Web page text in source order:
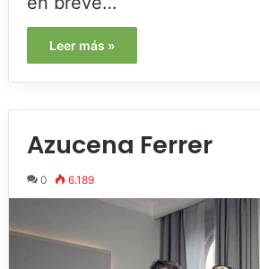
Leer más »
Azucena Ferrer
0 6.189